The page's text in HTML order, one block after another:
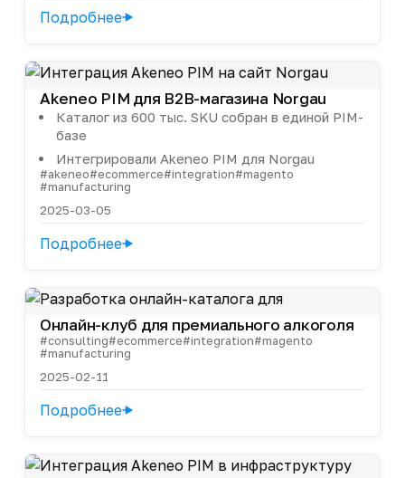
Подробнее
Akeneo PIM для B2B-магазина Norgau
Каталог из 600 тыс. SKU собран в единой PIM-
базе
Интегрировали Akeneo PIM для Norgau
#akeneo#ecommerce#integration#magento
#manufacturing
2025-03-05
Подробнее
Онлайн-клуб для премиального алкоголя
#consulting#ecommerce#integration#magento
#manufacturing
2025-02-11
Подробнее